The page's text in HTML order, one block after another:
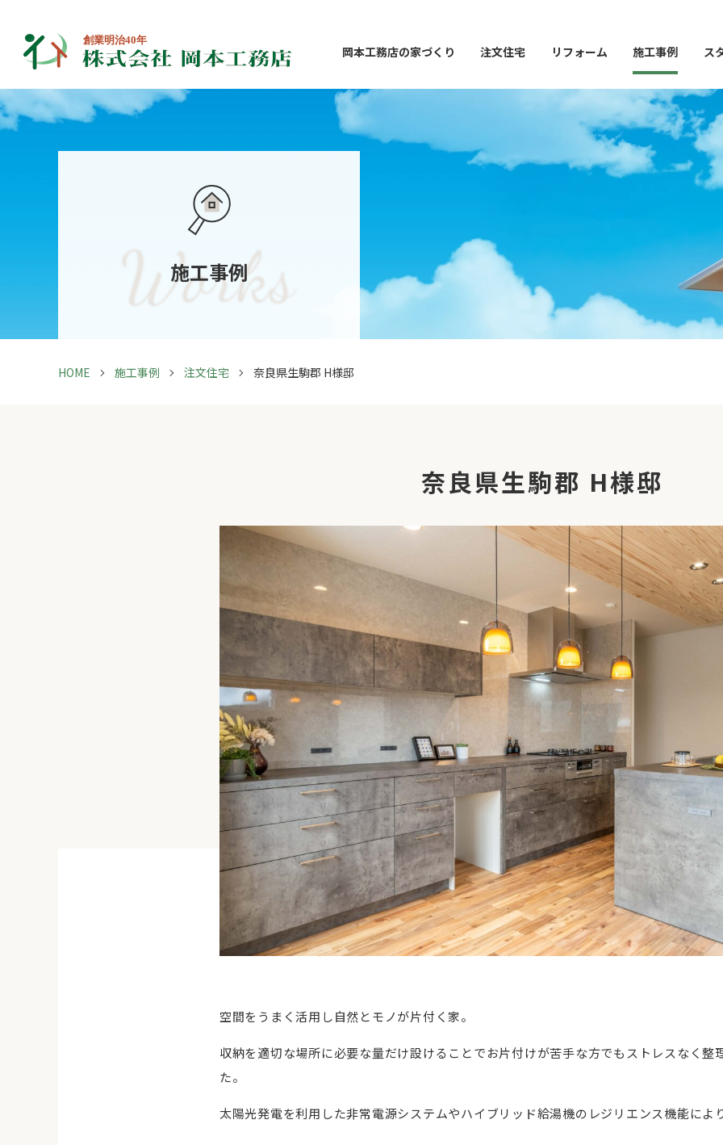
岡本工務店の家づくり 注文住宅 リフォーム 施工事例 ス
施工事例
HOME 施工事例 注文住宅 奈良県生駒郡 H様邸
奈良県生駒郡 H様邸
空間をうまく活用し自然とモノが片付く家。
収納を適切な場所に必要な量だけ設けることでお片付けが苦手な方でもストレスなく整
た。
太陽光発電を利用した非常電源システムやハイブリッド給湯機のレジリエンス機能によ